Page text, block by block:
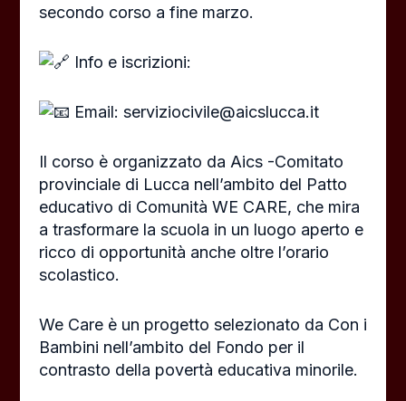
secondo corso a fine marzo.
Info e iscrizioni:
Email: serviziocivile@aicslucca.it
Il corso è organizzato da Aics -Comitato
provinciale di Lucca nell’ambito del Patto
educativo di Comunità WE CARE, che mira
a trasformare la scuola in un luogo aperto e
ricco di opportunità anche oltre l’orario
scolastico.
We Care è un progetto selezionato da Con i
Bambini nell’ambito del Fondo per il
contrasto della povertà educativa minorile.